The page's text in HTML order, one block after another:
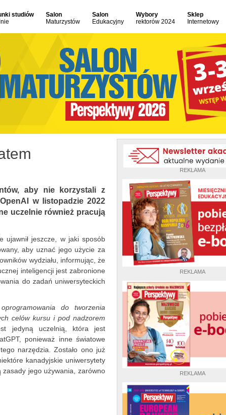
studiów
Salon
Maturzystów
Salon
Edukacyjny
Wybory
rektorów 2024
Sklep
Internetowy
REKLAMA
REKLAMA
REKLAMA
aby nie korzystali z
w listopadzie 2022
uczelnie również pracują
ujawnił jeszcze, w jaki sposób
aby uznać jego użycie za
wydziału, informując, że
inteligencji jest zabronione
do zadań uniwersyteckich
do tworzenia
celów kursu i pod nadzorem
jedyną uczelnią, która jest
ponieważ inne światowe
narzędzia. Zostało ono już
kanadyjskie uniwersytety
zasady jego używania, zarówno